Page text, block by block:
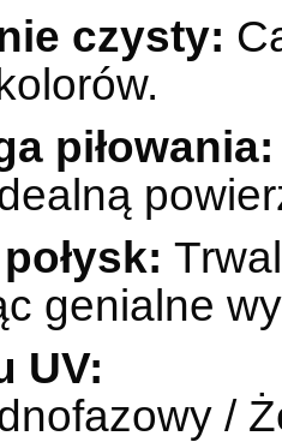
czysty:
piłowania:
genialne
UV:
/